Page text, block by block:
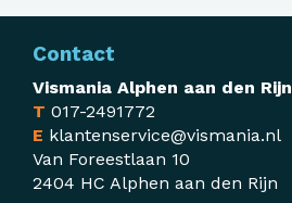
Contact
Vismania Alphen aan den Rijn
T 017-2491772
E klantenservice@vismania.nl
Van Foreestlaan 10
2404 HC Alphen aan den Rijn